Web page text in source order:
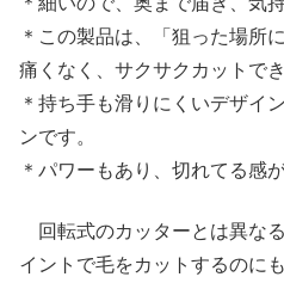
＊この製品は、「狙った場所
痛くなく、サクサクカットでき
＊持ち手も滑りにくいデザイ
ンです。
＊パワーもあり、切れてる感
回転式のカッターとは異な
イントで毛をカットするのに